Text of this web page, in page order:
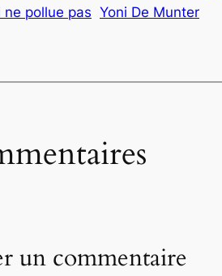
pollue pas Yoni De Munter
un commentaire